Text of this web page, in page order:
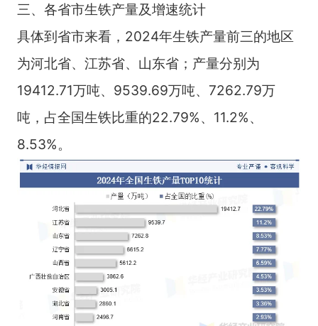
三、各省市生铁产量及增速统计
具体到省市来看，2024年生铁产量前三的地区
为河北省、江苏省、山东省；产量分别为
19412.71万吨、9539.69万吨、7262.79万
吨，占全国生铁比重的22.79%、11.2%、
8.53%。